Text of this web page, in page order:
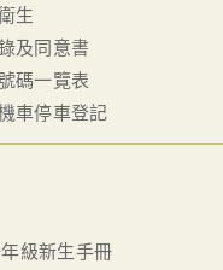
生
及同意書
碼一覽表
車停車登記
級新生手冊